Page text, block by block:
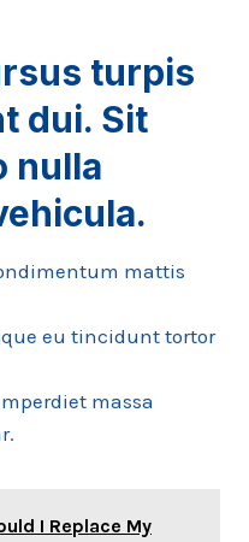
turpis
dui. Sit
nulla
.
mattis
eu tincidunt tortor
massa
I Replace My